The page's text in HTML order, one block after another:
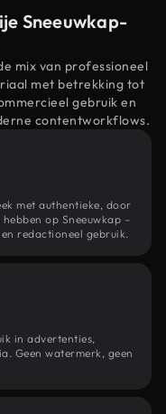
Sneeuwkap-
mix van professioneel
met betrekking tot
gebruik en
contentworkflows.
met authentieke, door
op Sneeuwkap –
redactioneel gebruik.
in advertenties,
Geen watermerk, geen